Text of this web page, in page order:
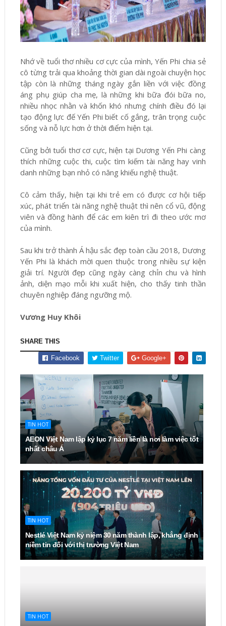
Nhớ về tuổi thơ nhiều cơ cực của mình, Yến Phi chia sẻ
cô từng trải qua khoảng thời gian dài ngoài chuyện học
tập còn là những tháng ngày gắn liền với việc đồng
áng phụ giúp cha mẹ, là những khi bữa đói bữa no,
nhiều nhọc nhằn và khốn khó nhưng chính điều đó lại
tạo động lực đế Yến Phi biết cố gắng, trân trọng cuộc
sống và nỗ lực hơn ở thời điểm hiện tại.
Cũng bởi tuổi thơ cơ cực, hiện tại Dương Yến Phi càng
thích những cuộc thi, cuộc tìm kiếm tài năng hay vinh
danh những bạn nhỏ có năng khiếu nghệ thuật.
Cô cảm thấy, hiện tại khi trẻ em có được cơ hội tiếp
xúc, phát triển tài năng nghệ thuật thì nên cổ vũ, động
viên và đồng hành để các em kiên trì đi theo ước mơ
của mình.
Sau khi trở thành Á hậu sắc đẹp toàn cầu 2018, Dương
Yến Phi là khách mời quen thuộc trong nhiều sự kiện
giải trí. Người đẹp cũng ngày càng chỉn chu và hình
ảnh, diện mạo mỗi khi xuất hiện, cho thấy tinh thần
chuyên nghiệp đáng ngưỡng mộ.
Vương Huy Khôi
SHARE THIS
Facebook Twitter Google+
TIN HOT
AEON Việt Nam lập kỷ lục 7 năm liền là nơi làm việc tốt
nhất châu Á
TIN HOT
Nestlé Việt Nam kỷ niệm 30 năm thành lập, khẳng định
niềm tin đối với thị trường Việt Nam
TIN HOT